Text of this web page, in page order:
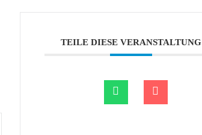
TEILE DIESE VERANSTALTUNG